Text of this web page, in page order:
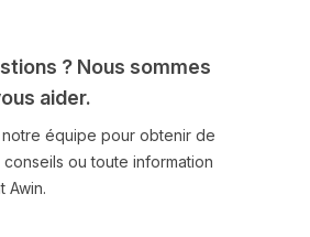
? Nous sommes
aider.
équipe pour obtenir de
ou toute information
Awin.